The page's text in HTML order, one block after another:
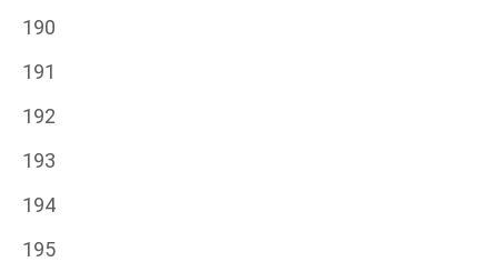
190
191
192
193
194
195